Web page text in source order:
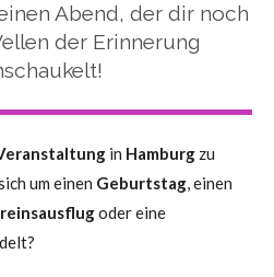
Abend, der dir noch
der Erinnerung
in Hamburg zu
um einen Geburtstag, einen
oder eine